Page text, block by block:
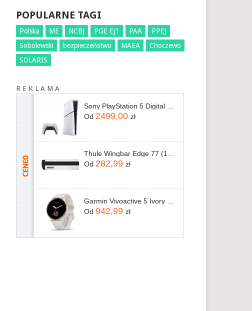
POPULARNE TAGI
Polska ME NCBJ PGE EJ1 PAA
PPEJ
Sobolewski
bezpieczeństwo MAEA
Choczewo
SOLARIS
R E K L A M A
Od 2499,00zł
Od 282,99zł
Od942,99zł